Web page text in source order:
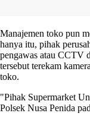
Manajemen toko pun
hanya itu, pihak
pengawas atau CCTV
tersebut terekam
toko.
"Pihak Supermarket
Polsek Nusa Penida